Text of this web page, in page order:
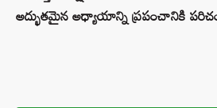
అద్భుతమైన అధ్యాయాన్ని ప్రపంచానికి